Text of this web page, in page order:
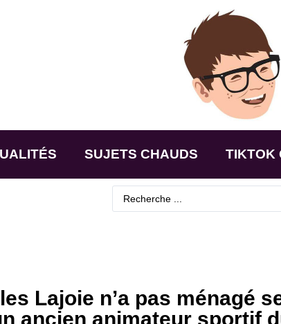
SUJETS CHAUDS TIKTOK
Lajoie n’a pas ménagé
ancien animateur sportif